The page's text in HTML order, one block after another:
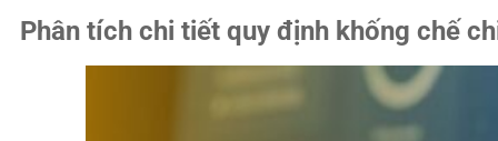
Phân tích chi tiết quy định khống chế